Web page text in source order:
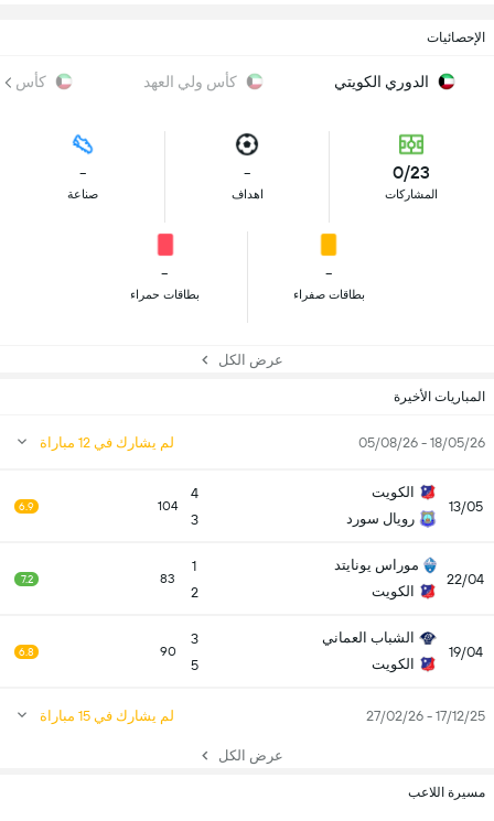
الإحصائيات
الدوري الكويتي كأس ولي العهد كأس
0/23
المشاركات
-
اهداف
-
صناعة
-
بطاقات صفراء
-
بطاقات حمراء
عرض الكل
المباريات الأخيرة
18/05/26 - 05/08/26 لم يشارك في 12 مباراة
13/05
الكويت
رويال سورد
4
3
104
6.9
22/04
موراس يونايتد
الكويت
1
2
83
7.2
19/04
الشباب العماني
الكويت
3
5
90
6.8
17/12/25 - 27/02/26 لم يشارك في 15 مباراة
عرض الكل
مسيرة اللاعب